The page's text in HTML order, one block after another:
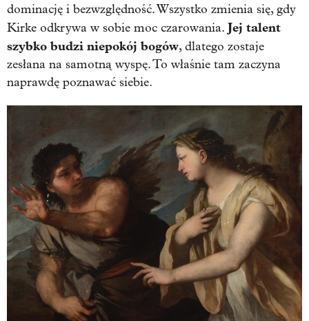
dominację i bezwzględność. Wszystko zmienia się, gdy
Kirke odkrywa w sobie moc czarowania. Jej talent
szybko budzi niepokój bogów, dlatego zostaje
zesłana na samotną wyspę. To właśnie tam zaczyna
naprawdę poznawać siebie.